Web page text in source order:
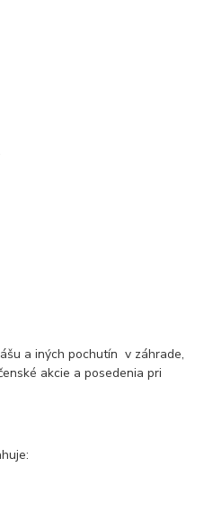
a iných pochutín v záhrade,
akcie a posedenia pri